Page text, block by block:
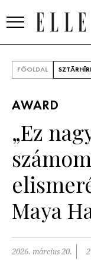
SZÉPSÉG
PÁRKAPCSOLAT
FŐOLDAL
AWARD
„Ez
Maya
2026. március 20.